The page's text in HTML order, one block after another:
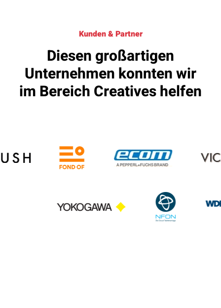
Kunden & Partner
Diesen großartigen
Unternehmen konnten wir
im Bereich Creatives helfen